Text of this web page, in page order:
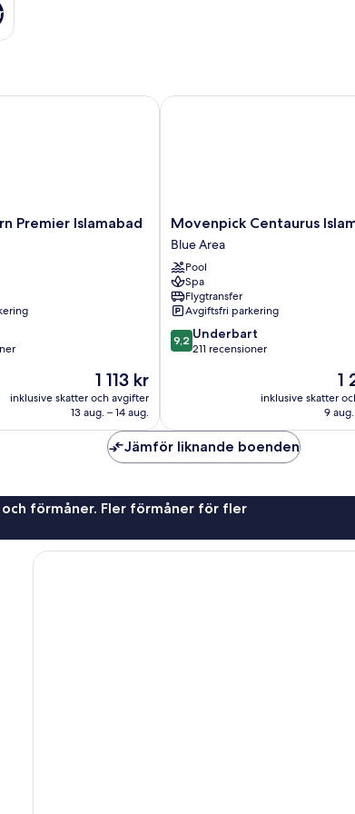
Premier Islamabad
Priset
är
1 113 kr
1 113 kr
inklusive skatter och avgifter
13 aug. – 14 aug.
Islamabad
Movenpick
Centaurus
Islamabad
Blue
Area
Movenpick Centaurus
Blue Area
Pool
Spa
Flygtransfer
Avgiftsfri parkering
9.2
av
9,2 Underbart
211 recensioner
är
1
1
inklusive skatter
9
Movenpick Centaurus
Jämför liknande boenden
förmåner. Fler förmåner för fler